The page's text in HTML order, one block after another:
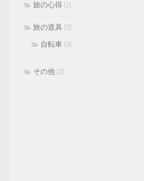
旅の心得 (2)
旅の道具 (3)
自転車 (3)
その他 (2)